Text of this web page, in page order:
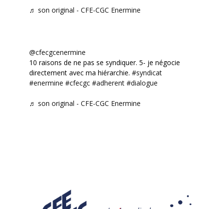
♬ son original - CFE-CGC Enermine
@cfecgcenermine
10 raisons de ne pas se syndiquer. 5- je négocie
directement avec ma hiérarchie. #syndicat
#enermine #cfecgc #adherent #dialogue
♬ son original - CFE-CGC Enermine